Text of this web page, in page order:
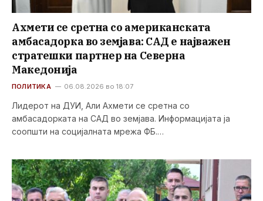
Ахмети се сретна со американската
амбасадорка во земјава: САД е најважен
стратешки партнер на Северна
Македонија
ПОЛИТИКА 06.08.2026 во 18:07
Лидерот на ДУИ, Али Ахмети се сретна со
амбасадорката на САД во земјава. Информацијата ја
соопшти на социјалната мрежа ФБ.…